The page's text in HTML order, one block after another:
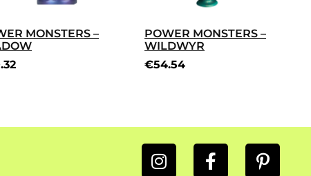
MONSTERS –
POWER MONSTERS –
WILDWYR
€54.54